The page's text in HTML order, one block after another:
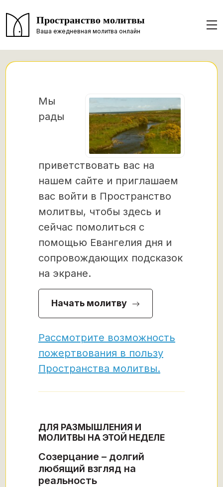
Пространство молитвы
Ваша ежедневная молитва онлайн
Мы
рады
приветствовать вас на
нашем сайте и приглашаем
вас войти в Пространство
молитвы, чтобы здесь и
сейчас помолиться с
помощью Евангелия дня и
сопровождающих подсказок
на экране.
Начать молитву
Рассмотрите возможность
пожертвования в пользу
Пространства молитвы.
ДЛЯ РАЗМЫШЛЕНИЯ И
МОЛИТВЫ НА ЭТОЙ НЕДЕЛЕ
Созерцание – долгий
любящий взгляд на
реальность